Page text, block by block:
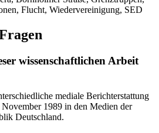
Flucht, Wiedervereinigung, SED
wissenschaftlichen Arbeit
mediale Berichterstattung
1989 in den Medien der
Deutschland.